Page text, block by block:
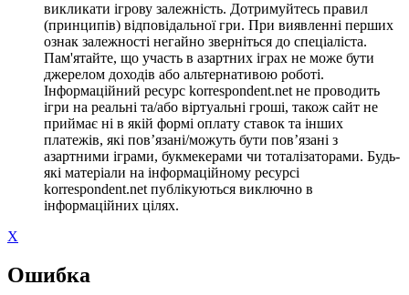
викликати ігрову залежність. Дотримуйтесь правил
(принципів) відповідальної гри. При виявленні перших
ознак залежності негайно зверніться до спеціаліста.
Пам'ятайте, що участь в азартних іграх не може бути
джерелом доходів або альтернативою роботі.
Інформаційний ресурс korrespondent.net не проводить
ігри на реальні та/або віртуальні гроші, також сайт не
приймає ні в якій формі оплату ставок та інших
платежів, які пов’язані/можуть бути пов’язані з
азартними іграми, букмекерами чи тоталізаторами. Будь-
які матеріали на інформаційному ресурсі
korrespondent.net публікуються виключно в
інформаційних цілях.
X
Ошибка